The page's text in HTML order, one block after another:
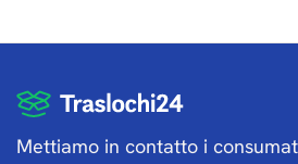
Mettiamo in contatto i